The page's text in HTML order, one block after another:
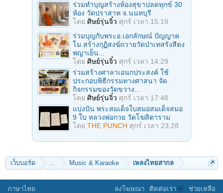
ร่วมทําบุญสร้างห้องสุขาปลดทุกข์ 30
ห้อง วัดปราสาท จ.นนทบุรี
โดย ศิษย์รุ่นจิ๋ว ศุกร์ เวลา 15:19
ร่วมบุญกับพระอ.เอกลักษณ์ ปัญญาค
โม สร้างกุฏิสงฆ์ถวายวัดป่าเทสรังสีดง
พญาเย็น...
โดย ศิษย์รุ่นจิ๋ว ศุกร์ เวลา 14:29
ร่วมสร้างศาลาเอนกประสงค์ ใช้
ประกอบพิธีกรรมทางศาสนา จัด
กิจกรรมของวัดขวาง...
โดย ศิษย์รุ่นจิ๋ว ศุกร์ เวลา 17:48
แบ่งปัน พระสมเด็จใบสมอสมเด็จสมอ
9 ใบ หลวงพ่อกวย วัดโฆสิตาราม
โดย THE PUNCH ศุกร์ เวลา 23:28
เว็บบอร์ด ... Music & Karaoke เพลงไทยสากล
ภาษาไทย ลงโฆษณา ติดต่อเรา ช่วยเหลือ